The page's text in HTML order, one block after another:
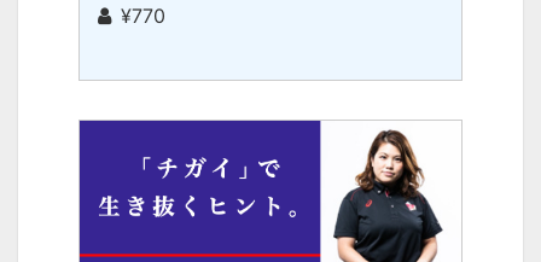
¥770